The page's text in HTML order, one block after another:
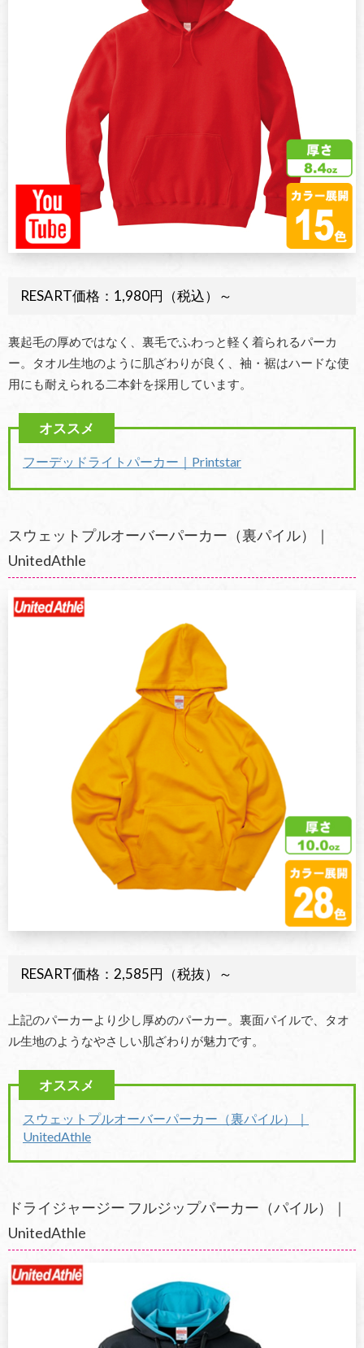
RESART価格：1,980円（税込）～
裏起毛の厚めではなく、裏毛でふわっと軽く着られるパーカ
ー。タオル生地のように肌ざわりが良く、袖・裾はハードな使
用にも耐えられる二本針を採用しています。
フーデッドライトパーカー｜Printstar
スウェットプルオーバーパーカー（裏パイル）｜
UnitedAthle
RESART価格：2,585円（税抜）～
上記のパーカーより少し厚めのパーカー。裏面パイルで、タオ
ル生地のようなやさしい肌ざわりが魅力です。
スウェットプルオーバーパーカー（裏パイル）｜
UnitedAthle
ドライジャージー フルジップパーカー（パイル）｜
UnitedAthle